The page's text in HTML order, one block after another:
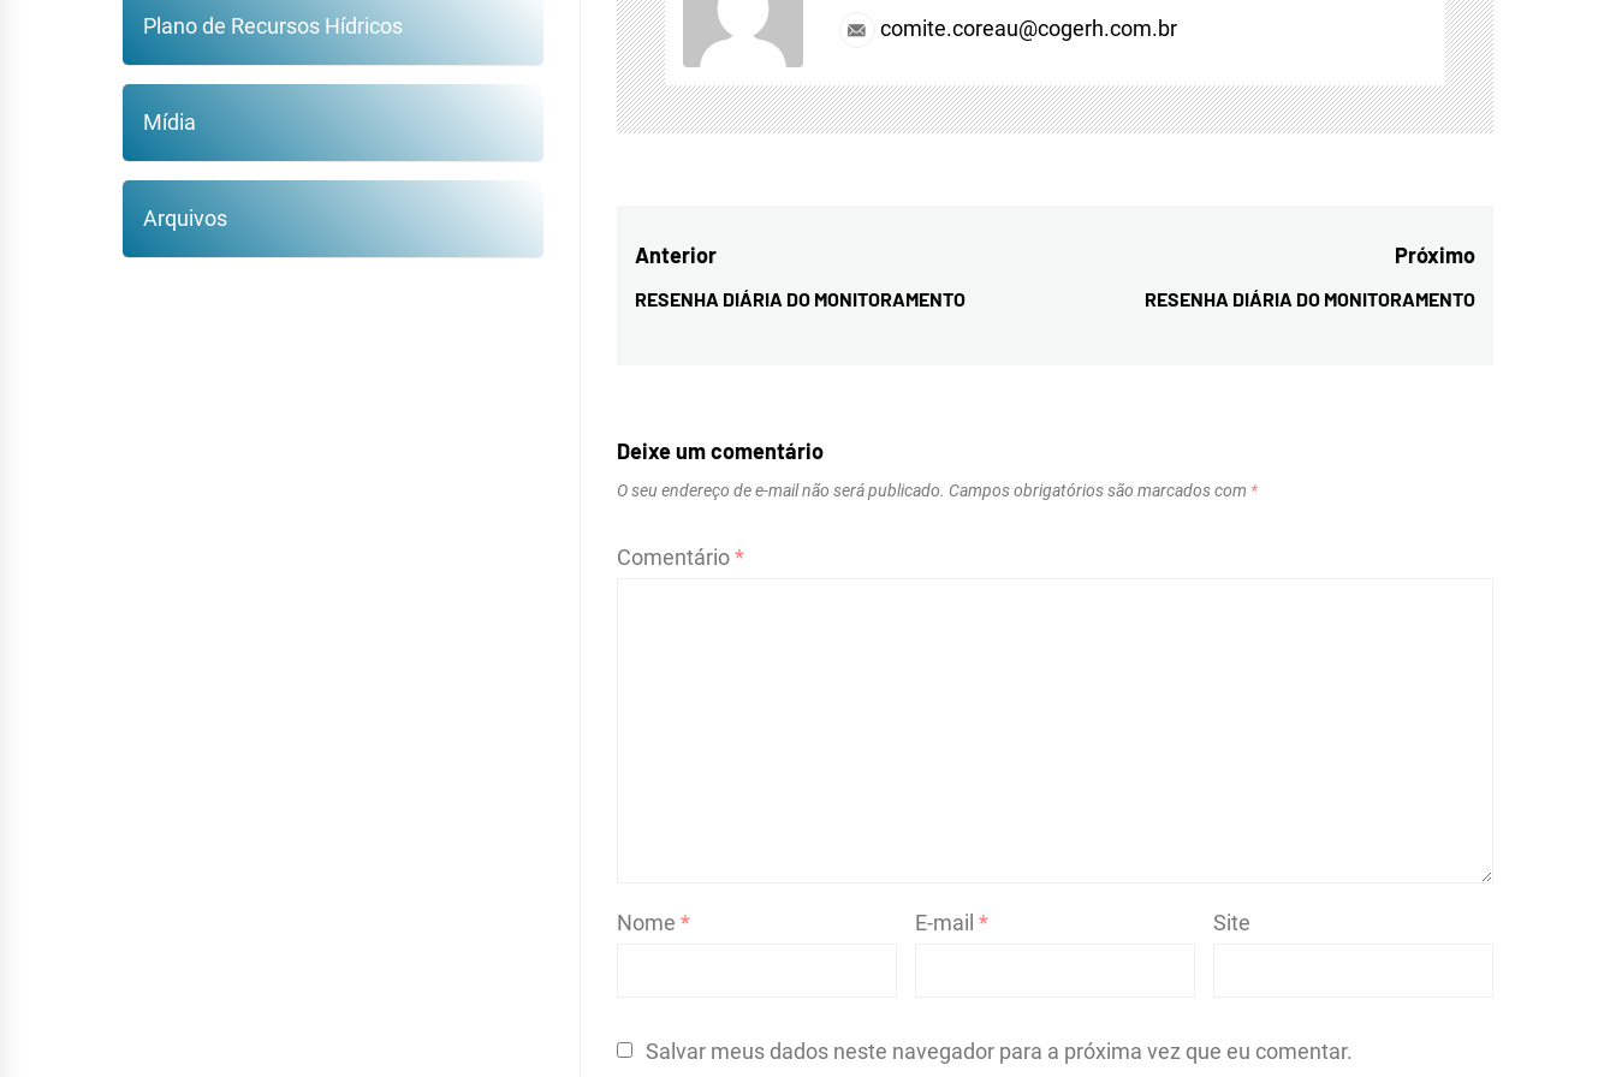
comite.coreau@cogerh.com.br
Navegação
de
Anterior
Previous
RESENHA DIÁRIA DO MONITORAMENTO
Próximo
Next
RESENHA DIÁRIA DO MONITORAMENTO
Deixe um comentário
O seu endereço de e-mail não será publicado. Campos obrigatórios são marcados com *
Comentário*
Nome* E-mail * Site
Salvar meus dados neste navegador para a próxima vez que eu comentar.
Plano de Recursos Hídricos
Mídia
Arquivos